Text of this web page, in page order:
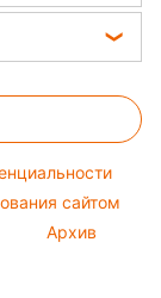
сайтом
Архив